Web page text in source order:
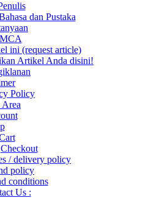
dan Pustaka
ini (request article)
Artikel Anda disini!
Policy
Checkout
/ delivery policy
policy
conditions
Us :